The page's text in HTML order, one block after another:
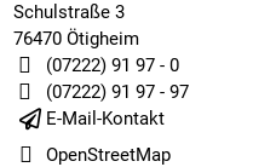
Schulstraße 3
76470 Ötigheim
(07222) 91 97 - 0
(07222) 91 97 - 97
E-Mail-Kontakt
OpenStreetMap